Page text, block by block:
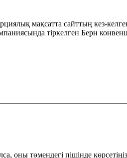
мақсатта сайттың кез-
тіркелген Берн
оны төмендегі пішінде